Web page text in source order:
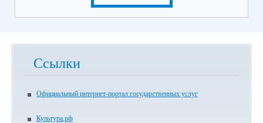
Ссылки
Официальный интернет-портал государственных услуг
Культура.рф